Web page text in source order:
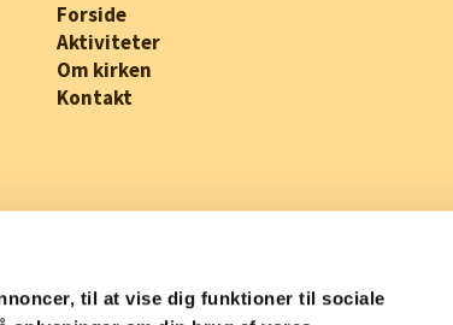
til at vise dig funktioner til sociale
Forside
Aktiviteter
Om kirken
Kontakt